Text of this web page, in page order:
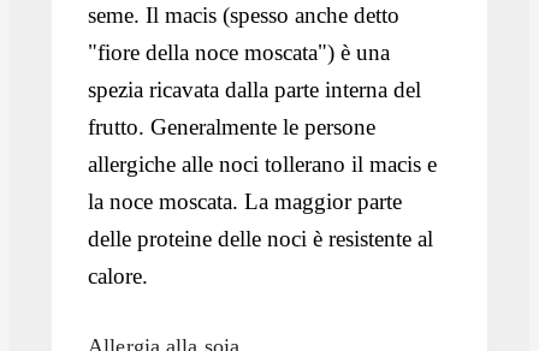
seme. Il macis (spesso anche detto
"fiore della noce moscata") è una
spezia ricavata dalla parte interna del
frutto. Generalmente le persone
allergiche alle noci tollerano il macis e
la noce moscata. La maggior parte
delle proteine delle noci è resistente al
calore.
Allergia alla soia